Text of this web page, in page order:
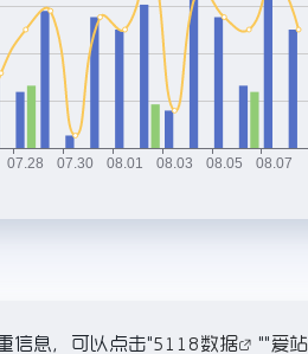
信息，可以点击"5118数据 ""爱